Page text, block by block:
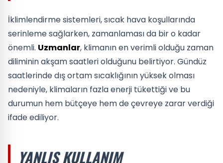
İklimlendirme sistemleri, sıcak hava koşullarında
serinleme sağlarken, zamanlaması da bir o kadar
önemli. Uzmanlar, klimanın en verimli olduğu zaman
diliminin akşam saatleri olduğunu belirtiyor. Gündüz
saatlerinde dış ortam sıcaklığının yüksek olması
nedeniyle, klimaların fazla enerji tükettiği ve bu
durumun hem bütçeye hem de çevreye zarar verdiği
ifade ediliyor.
YANLIŞ KULLANIM